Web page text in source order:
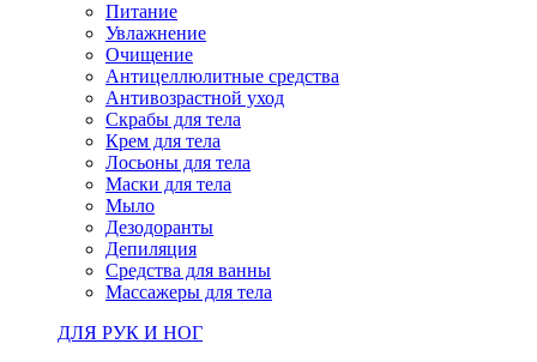
Питание
Увлажнение
Очищение
Антицеллюлитные средства
Антивозрастной уход
Скрабы для тела
Крем для тела
Лосьоны для тела
Маски для тела
Мыло
Дезодоранты
Депиляция
Средства для ванны
Массажеры для тела
ДЛЯ РУК И НОГ